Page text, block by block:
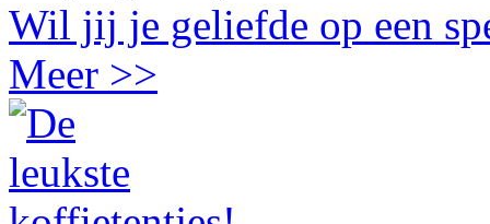
Wil jij je geliefde op een
Meer >>